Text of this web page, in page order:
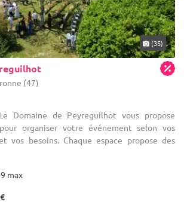
(35)
(47)
Domaine de Peyreguilhot vous propose
organiser votre événement selon vos
vos besoins. Chaque espace propose des
max